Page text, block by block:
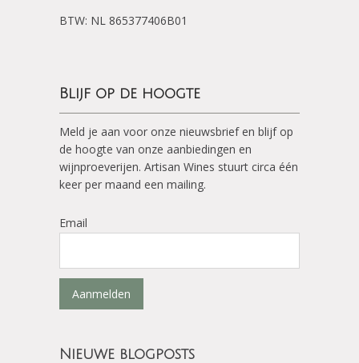
BTW: NL 865377406B01
Blijf op de hoogte
Meld je aan voor onze nieuwsbrief en blijf op
de hoogte van onze aanbiedingen en
wijnproeverijen. Artisan Wines stuurt circa één
keer per maand een mailing.
Email
Aanmelden
Nieuwe blogposts